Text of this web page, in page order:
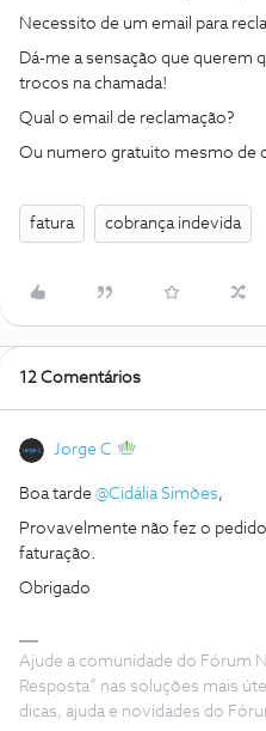
Necessito de um email para
Dá-me a sensação que querem
trocos na chamada!
Qual o email de reclamação?
Ou numero gratuito mesmo de
fatura cobrança indevida
12 Comentários
Jorge C
Boa tarde @Cidália Simões,
Provavelmente não fez o
faturação.
Obrigado
Ajude a comunidade do Fórum
Resposta” nas soluções mais
dicas, ajuda e novidades do